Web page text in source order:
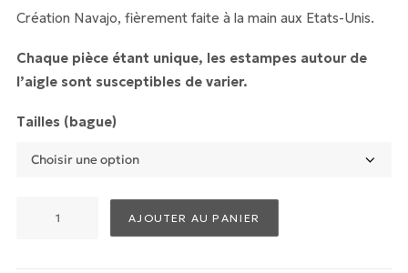
Création Navajo, fièrement faite à la main aux Etats-Unis.
Chaque pièce étant unique, les estampes autour de
l’aigle sont susceptibles de varier.
Tailles (bague)
AJOUTER AU PANIER